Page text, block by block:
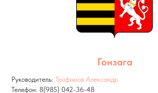
Гонзага
Руководитель:Трофимов Александр
Телефон: 8(985) 042-36-48